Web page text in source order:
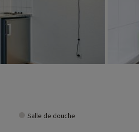
Salle de douche